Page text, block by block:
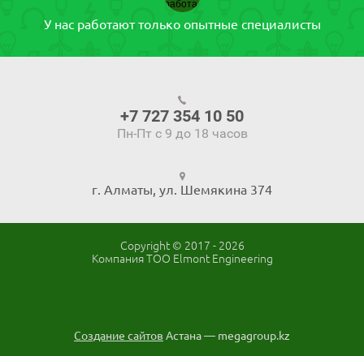
У нас работают только опытные специалисты
+7 727 354 10 50
Пн-Пт с 9 до 18 часов
г. Алматы, ул. Шемякина 374
Copyright © 2017 - 2026
Компания ТОО Elmont Engineering
Создание сайтов Астана — megagroup.kz